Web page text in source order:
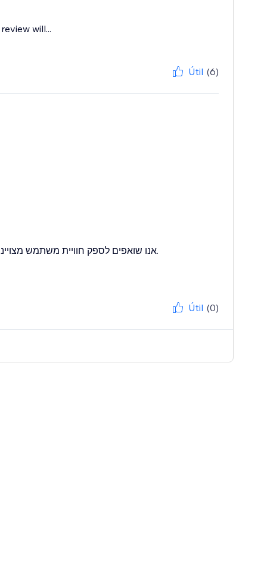
will...
Útil (6)
אנו שואפים לספק חוויית משתמש
Útil (0)